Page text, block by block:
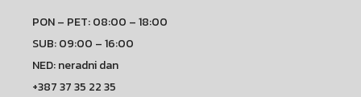
PON – PET: 08:00 – 18:00
SUB: 09:00 – 16:00
NED: neradni dan
+387 37 35 22 35